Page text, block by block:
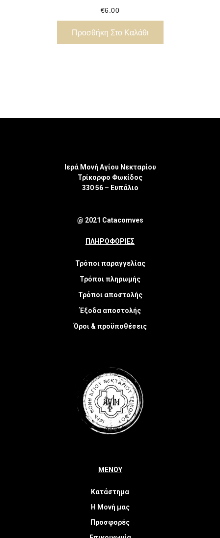
€6.00
Προσθήκη Στο Καλάθι
Ιερά Μονή Αγίου Νεκταρίου
Τρίκορφο Φωκίδος
330 56 – Ευπάλιο
@ 2021 Catacomves
ΠΛΗΡΟΦΟΡΙΕΣ
Τρόποι παραγγελίας
Τρόποι πληρωμής
Τρόποι αποστολής
Έξοδα αποστολής
Όροι & προϋποθέσεις
ΜΕΝΟΥ
Κατάστημα
Η Μονή μας
Προσφορές